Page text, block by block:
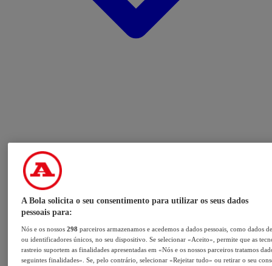
A Bola solicita o seu consentimento para utilizar os seus dados
pessoais para:
Nós e os nossos298 parceiros armazenamos e acedemos a dados pessoais, como dados
ou identificadores únicos, no seu dispositivo. Se selecionar «Aceito», permite que as
rastreio suportem as finalidades apresentadas em «Nós e os nossos parceiros tratamos
seguintes finalidades». Se, pelo contrário, selecionar «Rejeitar tudo» ou retirar o seu